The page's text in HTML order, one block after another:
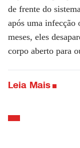
de frente do
após uma infecção
meses, eles
corpo aberto para
Leia Mais